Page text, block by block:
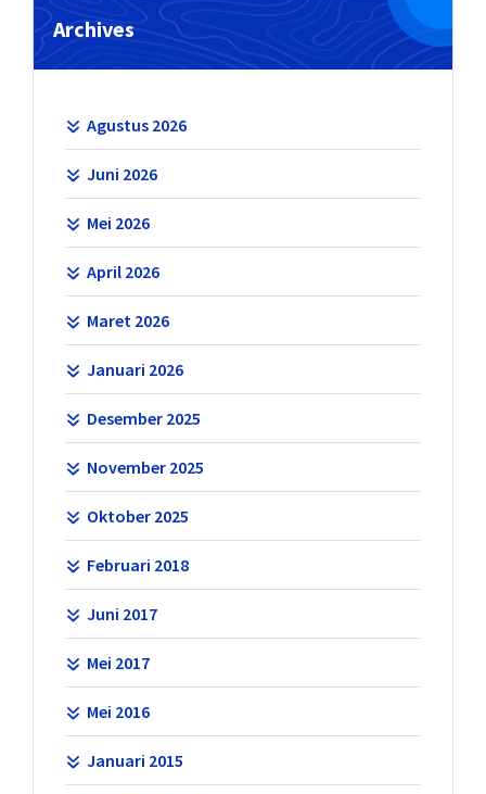
Archives
Agustus 2026
Juni 2026
Mei 2026
April 2026
Maret 2026
Januari 2026
Desember 2025
November 2025
Oktober 2025
Februari 2018
Juni 2017
Mei 2017
Mei 2016
Januari 2015